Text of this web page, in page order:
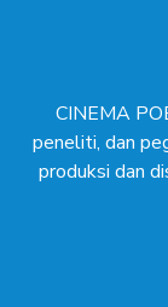
CINEMA
peneliti, dan
produksi dan